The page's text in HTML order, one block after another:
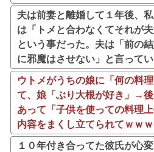
夫は前妻と離婚して１年後、
は「トメと合わなくてそれが
という事だった。夫は「前の
に邪魔はさせない」と言って
ウトメがうちの娘に「何の料
て、娘「ぶり大根が好き」→
あって「子供を使っての料理
内容をまくし立てられてｗｗ
１０年付き合ってた彼氏が心